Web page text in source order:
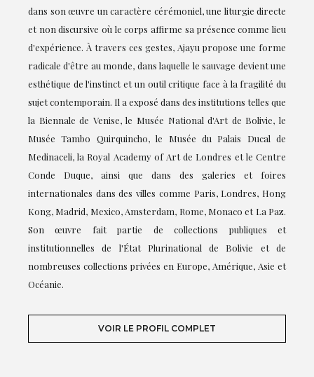
dans son œuvre un caractère cérémoniel, une liturgie directe
et non discursive où le corps affirme sa présence comme lieu
d'expérience. À travers ces gestes, Ajayu propose une forme
radicale d'être au monde, dans laquelle le sauvage devient une
esthétique de l'instinct et un outil critique face à la fragilité du
sujet contemporain. Il a exposé dans des institutions telles que
la Biennale de Venise, le Musée National d'Art de Bolivie, le
Musée Tambo Quirquincho, le Musée du Palais Ducal de
Medinaceli, la Royal Academy of Art de Londres et le Centre
Conde Duque, ainsi que dans des galeries et foires
internationales dans des villes comme Paris, Londres, Hong
Kong, Madrid, Mexico, Amsterdam, Rome, Monaco et La Paz.
Son œuvre fait partie de collections publiques et
institutionnelles de l'État Plurinational de Bolivie et de
nombreuses collections privées en Europe, Amérique, Asie et
Océanie.
VOIR LE PROFIL COMPLET